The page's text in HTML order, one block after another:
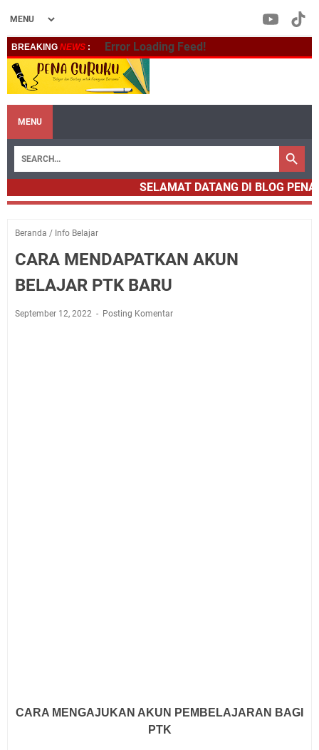
BREAKING NEWS : Error Loading Feed!
MENU
SELAMAT DATANG DI BLOG PENA
Beranda / Info Belajar
CARA MENDAPATKAN AKUN
BELAJAR PTK BARU
September 12, 2022 Posting Komentar
CARA MENGAJUKAN AKUN PEMBELAJARAN BAGI
PTK